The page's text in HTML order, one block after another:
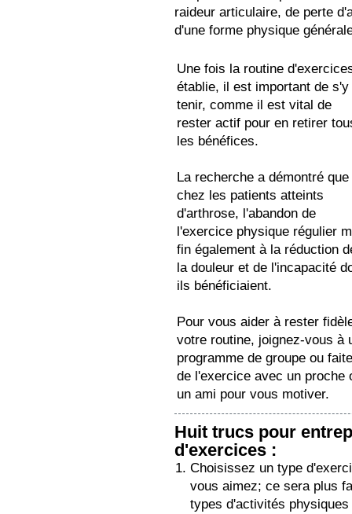
raideur articulaire, de perte
d'une forme physique
Une fois la routine
établie, il est important de s'y
tenir, comme il est vital de
rester actif pour en retirer
les bénéfices.
La recherche a démontré que
chez les patients atteints
d'arthrose, l'abandon de
l'exercice physique régulier
fin également à la réduction
la douleur et de l'incapacité
ils bénéficiaient.
Pour vous aider à rester
votre routine, joignez-vous à
programme de groupe ou
de l'exercice avec un proche
un ami pour vous motiver.
Huit trucs pour
d'exercices :
Choisissez un type
vous aimez; ce sera plus
types d'activités